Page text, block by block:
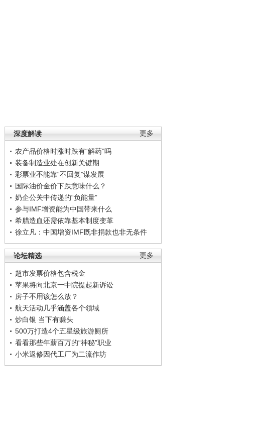
更多
深度解读
农产品价格时涨时跌有“解药”吗
装备制造业处在创新关键期
彩票业不能靠“不回复”谋发展
国际油价金价下跌意味什么？
奶企公关中传递的“负能量”
参与IMF增资能为中国带来什么
希腊造血还需依靠基本制度变革
徐立凡：中国增资IMF既非捐款也非无条件
更多
论坛精选
超市发票价格包含税金
苹果将向北京一中院提起新诉讼
房子不用该怎么放？
航天活动几乎涵盖各个领域
炒白银 当下有赚头
500万打造4个五星级旅游厕所
看看那些年薪百万的“神秘”职业
小米返修因代工厂为二流作坊